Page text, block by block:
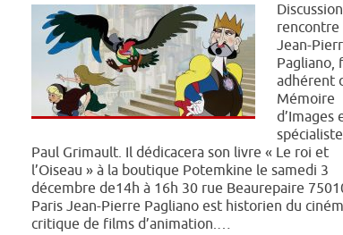
rencontre
Jean-
Pagliano,
adhérent
Mémoire
d’Images
Paul Grimault. Il dédicacera son livre « Le roi et
l’Oiseau » à la boutique Potemkine le samedi 3
décembre de14h à 16h 30 rue Beaurepaire
Paris Jean-Pierre Pagliano est historien du
critique de films d’animation.…